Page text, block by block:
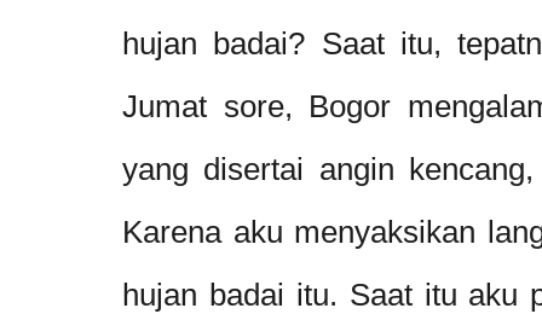
hujan badai? Saat itu,
Jumat sore, Bogor
yang disertai angin
Karena aku menyaksikan
hujan badai itu. Saat itu aku